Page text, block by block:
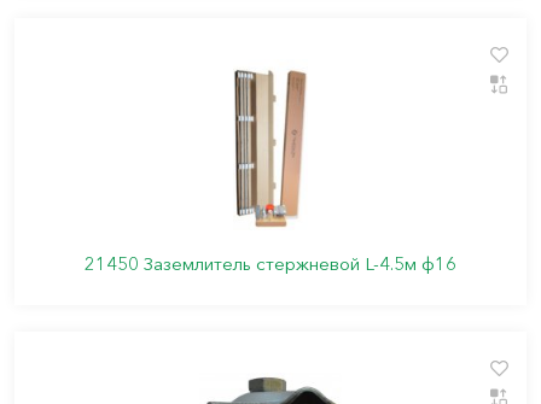
21450 Заземлитель стержневой L-4.5м ф16